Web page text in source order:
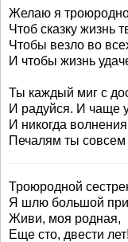
Желаю я
Чтоб сказку жизнь
Чтобы везло во
И чтобы жизнь
Ты каждый миг с
И радуйся. И чаще
И никогда
Печалям ты
Троюродной
Я шлю большой
Живи, моя родная,
Еще сто, двести лет!